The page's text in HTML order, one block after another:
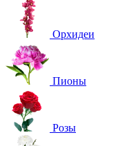
Орхидеи
Пионы
Розы